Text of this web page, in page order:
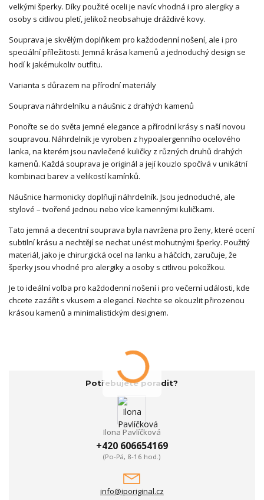
velkými šperky. Díky použité oceli je navíc vhodná i pro alergiky a
osoby s citlivou pletí, jelikož neobsahuje dráždivé kovy.
Souprava je skvělým doplňkem pro každodenní nošení, ale i pro
speciální příležitosti. Jemná krása kamenů a jednoduchý design se
hodí k jakémukoliv outfitu.
Varianta s důrazem na přírodní materiály
Souprava náhrdelníku a náušnic z drahých kamenů
Ponořte se do světa jemné elegance a přírodní krásy s naší novou
soupravou. Náhrdelník je vyroben z hypoalergenního ocelového
lanka, na kterém jsou navlečené kuličky z různých druhů drahých
kamenů. Každá souprava je originál a její kouzlo spočívá v unikátní
kombinaci barev a velikostí kamínků.
Náušnice harmonicky doplňují náhrdelník. Jsou jednoduché, ale
stylové – tvořené jednou nebo více kamennými kuličkami.
Tato jemná a decentní souprava byla navržena pro ženy, které ocení
subtilní krásu a nechtějí se nechat unést mohutnými šperky. Použitý
materiál, jako je chirurgická ocel na lanku a háčcích, zaručuje, že
šperky jsou vhodné pro alergiky a osoby s citlivou pokožkou.
Je to ideální volba pro každodenní nošení i pro večerní události, kde
chcete zazářit s vkusem a elegancí. Nechte se okouzlit přirozenou
krásou kamenů a minimalistickým designem.
Potřebujete poradit?
Ilona Pavlíčková
+420 606654169
(Po-Pá, 8-16 hod.)
info@iporiginal.cz